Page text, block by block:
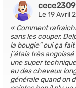
cece2309
Le 19 Avril
Comment
sans les couper,
la bougie" oui ça
j'étais très
une super
eu des cheveux
générale quand on